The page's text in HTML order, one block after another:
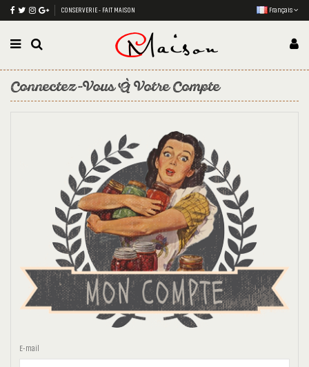
CONSERVERIE - FAIT MAISON Français
Connectez-Vous À Votre Compte
E-mail